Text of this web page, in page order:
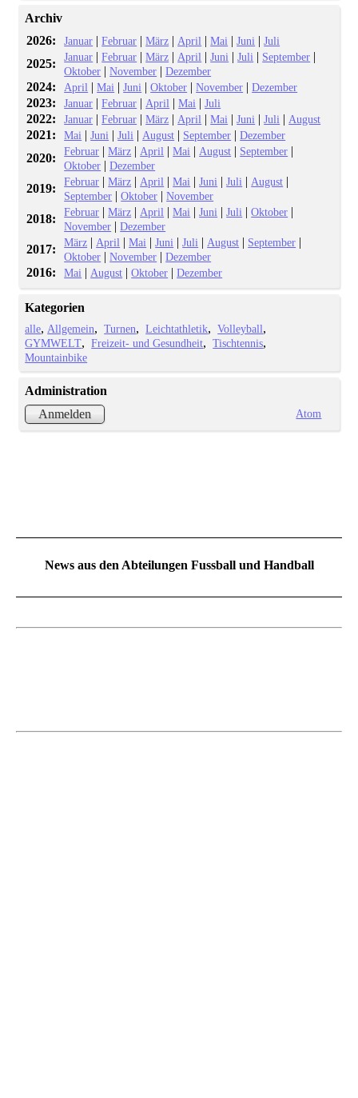
Archiv
2026:
Januar |Februar |März | April |Mai |Juni |Juli
2025: Januar |Februar |März | April |Juni |Juli | September |
Oktober |November |Dezember
2024: April |Mai |Juni |Oktober |November |Dezember
2023: Januar |Februar | April |Mai |Juli
2022: Januar |Februar |März | April |Mai |Juni |Juli | August
2021: Mai |Juni |Juli | August | September |Dezember
2020: Februar |März | April |Mai | August | September |
Oktober |Dezember
2019: Februar |März | April |Mai |Juni |Juli | August |
September |Oktober |November
2018: Februar |März | April |Mai |Juni |Juli |Oktober |
November |Dezember
2017: März | April |Mai |Juni |Juli | August | September |
Oktober |November |Dezember
2016: Mai | August |Oktober |Dezember
Kategorien
alle Allgemein Turnen Leichtathletik
Volleyball
GYMWELT
Freizeit- und Gesundheit
Tischtennis
Mountainbike
Administration
Anmelden
Atom
News aus den Abteilungen Fussball und Handball